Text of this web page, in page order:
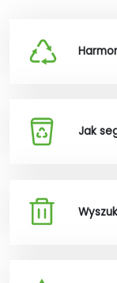
Jak